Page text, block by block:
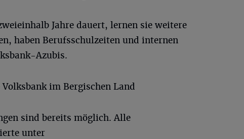
Jahre dauert, lernen sie weitere
haben Berufsschulzeiten und internen
Azubis.
im Bergischen Land
sind bereits möglich. Alle
unter